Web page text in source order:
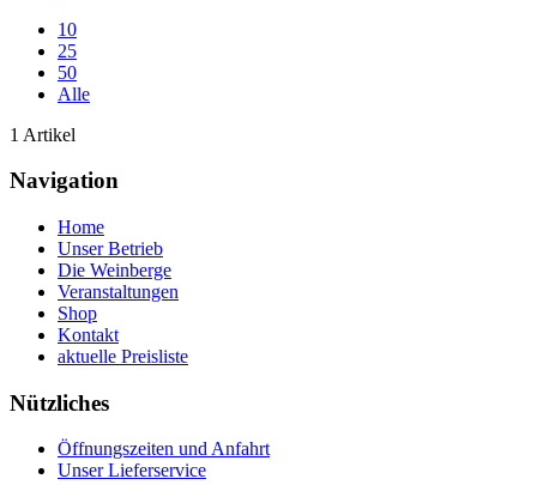
10
25
50
Alle
1 Artikel
Navigation
Home
Unser Betrieb
Die Weinberge
Veranstaltungen
Shop
Kontakt
aktuelle Preisliste
Nützliches
Öffnungszeiten und Anfahrt
Unser Lieferservice